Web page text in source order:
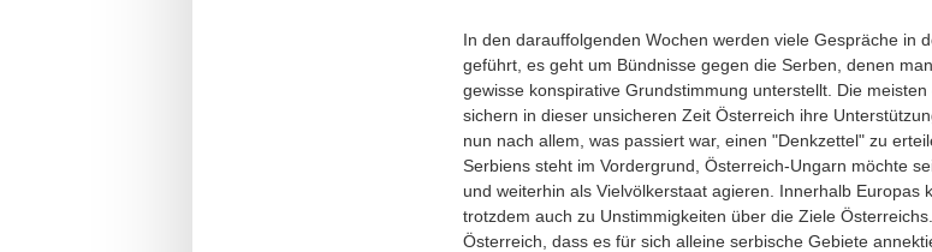
In den darauffolgenden Wochen werden viele Gespräche in
geführt, es geht um Bündnisse gegen die Serben, denen
gewisse konspirative Grundstimmung unterstellt. Die
sichern in dieser unsicheren Zeit Österreich ihre
nun nach allem, was passiert war, einen "Denkzettel" zu
Serbiens steht im Vordergrund, Österreich-Ungarn möchte
und weiterhin als Vielvölkerstaat agieren. Innerhalb Europas
trotzdem auch zu Unstimmigkeiten über die Ziele
Österreich, dass es für sich alleine serbische Gebiete